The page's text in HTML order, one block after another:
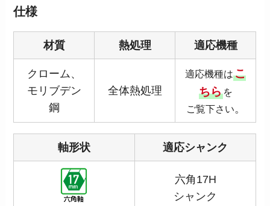
仕様
材質 熱処理 適応機種
クローム、
モリブデン
鋼
全体熱処理
適応機種はこ
ちらを
ご覧下さい。
軸形状 適応シャンク
六角17H
シャンク